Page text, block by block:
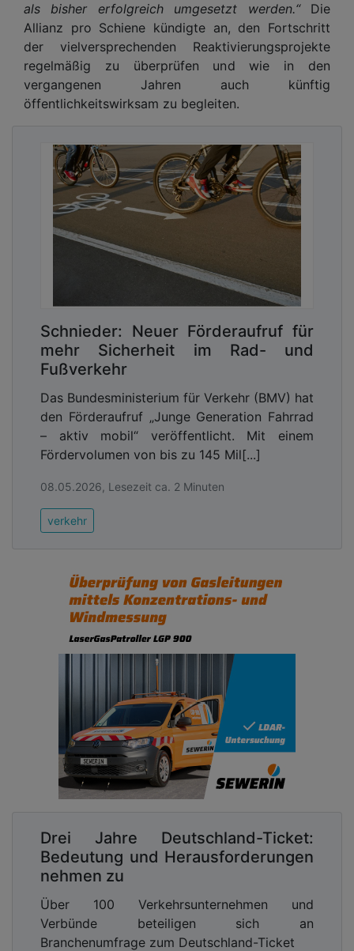
als bisher erfolgreich umgesetzt werden.“Die
Allianz pro Schiene kündigte an, den Fortschritt
der vielversprechenden Reaktivierungsprojekte
regelmäßig zu überprüfen und wie in den
vergangenen Jahren auch künftig
öffentlichkeitswirksam zu begleiten.
Schnieder: Neuer Förderaufruf für
mehr Sicherheit im Rad- und
Fußverkehr
Das Bundesministerium für Verkehr (BMV) hat
den Förderaufruf „Junge Generation Fahrrad
– aktiv mobil“ veröffentlicht. Mit einem
Fördervolumen von bis zu 145 Mil[...]
08.05.2026, Lesezeit ca. 2 Minuten
verkehr
Drei Jahre Deutschland-Ticket:
Bedeutung und Herausforderungen
nehmen zu
Über 100 Verkehrsunternehmen und
Verbünde beteiligen sich an
Branchenumfrage zum Deutschland-Ticket